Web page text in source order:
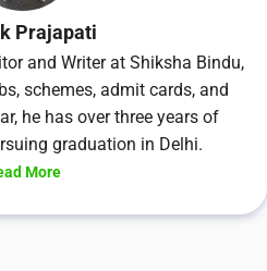
Prajapati
and Writer at Shiksha Bindu,
schemes, admit cards, and
he has over three years of
graduation in Delhi.
More